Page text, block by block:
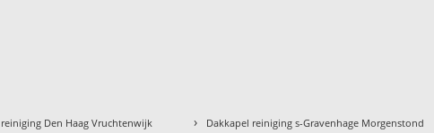
Den Haag Vruchtenwijk › Dakkapel reiniging s-Gravenhage Morgenstond